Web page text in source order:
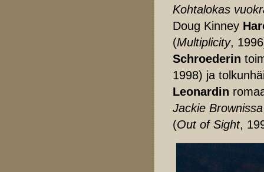
Kohtalokas
Doug Kinney
(Multiplicity,
Schroederin
1998) ja
Leonardin
Jackie Brownissa
(Out of Sight,